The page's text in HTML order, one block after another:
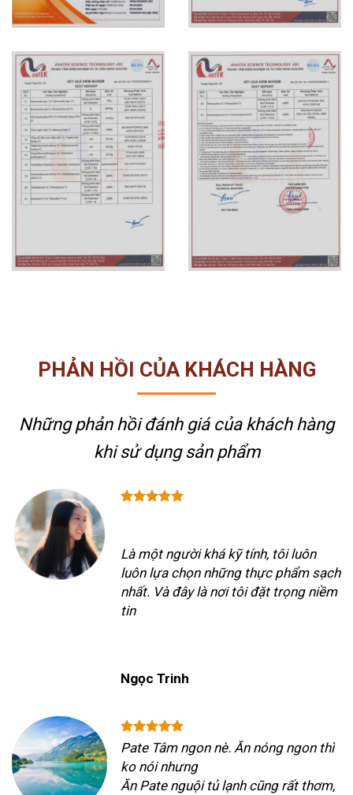
PHẢN HỒI CỦA KHÁCH HÀNG
Những phản hồi đánh giá của khách hàng
khi sử dụng sản phẩm
Là một người khá kỹ tính, tôi luôn
luôn lựa chọn những thực phẩm sạch
nhất. Và đây là nơi tôi đặt trọng niềm
tin
Ngọc Trinh
Pate Tâm ngon nè. Ăn nóng ngon thì
ko nói nhưng
Ăn Pate nguội tủ lạnh cũng rất thơm,